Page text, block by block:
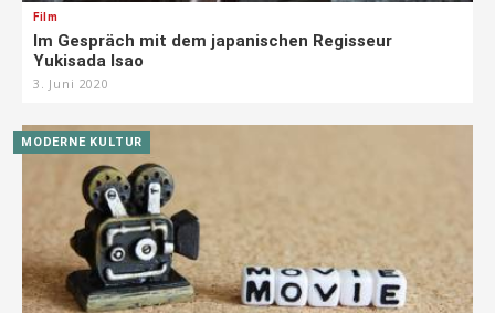
Film
Im Gespräch mit dem japanischen Regisseur
Yukisada Isao
3. Juni 2020
MODERNE KULTUR